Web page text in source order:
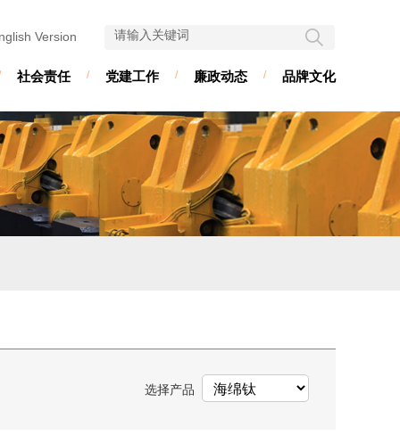
Version
社会责任 / 党建工作 / 廉政动态 / 品牌文化
选择产品